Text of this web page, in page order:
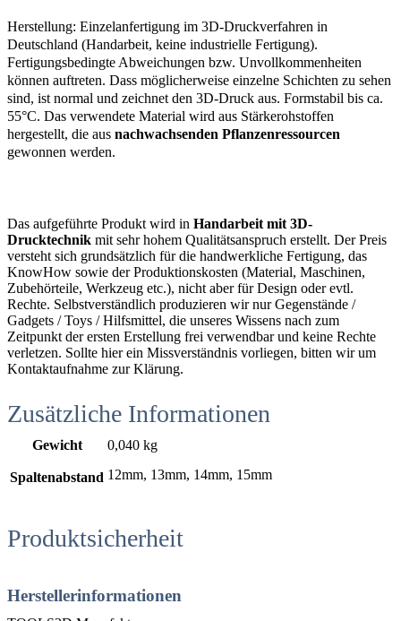
Herstellung: Einzelanfertigung im 3D-Druckverfahren in
Deutschland (Handarbeit, keine industrielle Fertigung).
Fertigungsbedingte Abweichungen bzw. Unvollkommenheiten
können auftreten. Dass möglicherweise einzelne Schichten zu sehen
sind, ist normal und zeichnet den 3D-Druck aus. Formstabil bis ca.
55°C. Das verwendete Material wird aus Stärkerohstoffen
hergestellt, die aus nachwachsenden Pflanzenressourcen
gewonnen werden.
Das aufgeführte Produkt wird in Handarbeit mit 3D-
Drucktechnik mit sehr hohem Qualitätsanspruch erstellt. Der Preis
versteht sich grundsätzlich für die handwerkliche Fertigung, das
KnowHow sowie der Produktionskosten (Material, Maschinen,
Zubehörteile, Werkzeug etc.), nicht aber für Design oder evtl.
Rechte. Selbstverständlich produzieren wir nur Gegenstände /
Gadgets / Toys / Hilfsmittel, die unseres Wissens nach zum
Zeitpunkt der ersten Erstellung frei verwendbar und keine Rechte
verletzen. Sollte hier ein Missverständnis vorliegen, bitten wir um
Kontaktaufnahme zur Klärung.
Zusätzliche Informationen
Gewicht 0,040 kg
Spaltenabstand 12mm, 13mm, 14mm, 15mm
Produktsicherheit
Herstellerinformationen